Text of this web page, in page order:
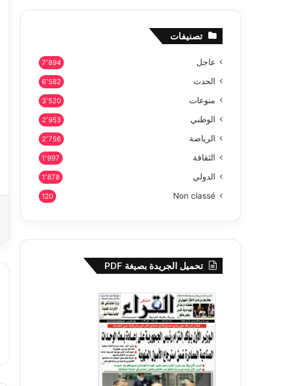
تصنيفات
عاجل 7٬894
الحدث 6٬582
منوعات 3٬520
الوطني 2٬953
الرياضة 2٬756
الثقافة 1٬997
الدولي 1٬878
Non classé
120
تحميل الجريدة بصيغة PDF